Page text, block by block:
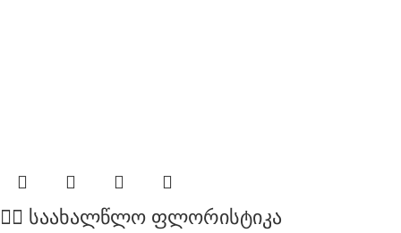
👰‍♀️ საახალწლო ფლორისტიკა